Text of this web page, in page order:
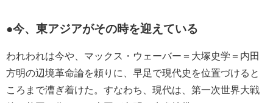
●今、東アジアがその時を迎えている
われわれは今や、マックス・ウェーバー＝大塚史学＝内田
方明の辺境革命論を頼りに、早足で現代史を位置づけると
ころまで漕ぎ着けた。すなわち、現代は、第一次世界大戦